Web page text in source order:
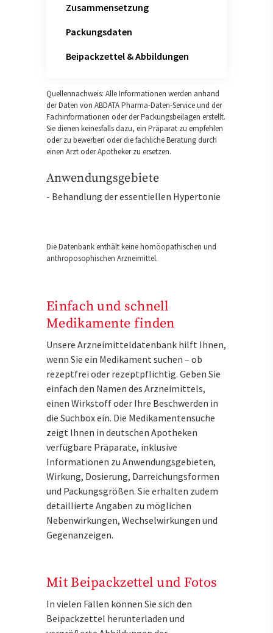
Zusammensetzung
Packungsdaten
Beipackzettel & Abbildungen
Quellennachweis: Alle Informationen werden anhand
der Daten von ABDATA Pharma-Daten-Service und der
Fachinformationen oder der Packungsbeilagen erstellt.
Sie dienen keinesfalls dazu, ein Präparat zu empfehlen
oder zu bewerben oder die fachliche Beratung durch
einen Arzt oder Apotheker zu ersetzen.
Anwendungsgebiete
- Behandlung der essentiellen Hypertonie
Die Datenbank enthält keine homöopathischen und
anthroposophischen Arzneimittel.
Einfach und schnell
Medikamente finden
Unsere Arzneimitteldatenbank hilft Ihnen,
wenn Sie ein Medikament suchen – ob
rezeptfrei oder rezeptpflichtig. Geben Sie
einfach den Namen des Arzneimittels,
einen Wirkstoff oder Ihre Beschwerden in
die Suchbox ein. Die Medikamentensuche
zeigt Ihnen in deutschen Apotheken
verfügbare Präparate, inklusive
Informationen zu Anwendungsgebieten,
Wirkung, Dosierung, Darreichungsformen
und Packungsgrößen. Sie erhalten zudem
detaillierte Angaben zu möglichen
Nebenwirkungen, Wechselwirkungen und
Gegenanzeigen.
Mit Beipackzettel und Fotos
In vielen Fällen können Sie sich den
Beipackzettel herunterladen und